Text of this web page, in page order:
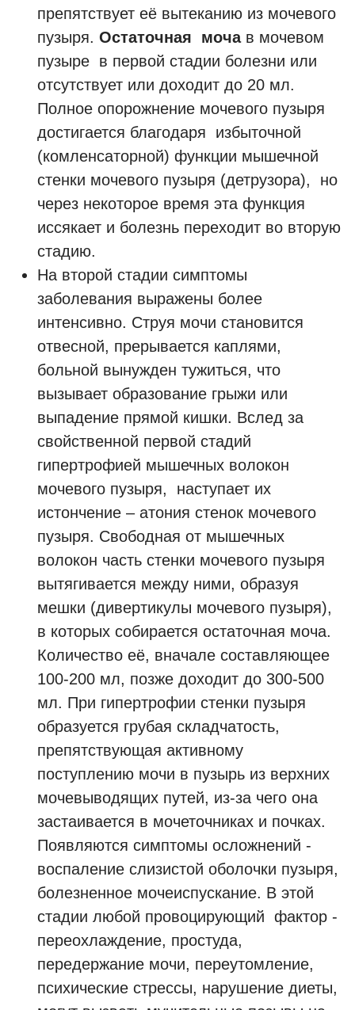
препятствует её вытеканию из мочевого
пузыря. Остаточная мочав мочевом
пузыре в первой стадии болезни или
отсутствует или доходит до 20 мл.
Полное опорожнение мочевого пузыря
достигается благодаря избыточной
(комленсаторной) функции мышечной
стенки мочевого пузыря (детрузора), но
через некоторое время эта функция
иссякает и болезнь переходит во вторую
стадию.
На второй стадии симптомы
заболевания выражены более
интенсивно. Струя мочи становится
отвесной, прерывается каплями,
больной вынужден тужиться, что
вызывает образование грыжи или
выпадение прямой кишки. Вслед за
свойственной первой стадий
гипертрофией мышечных волокон
мочевого пузыря, наступает их
истончение – атония стенок мочевого
пузыря. Свободная от мышечных
волокон часть стенки мочевого пузыря
вытягивается между ними, образуя
мешки (дивертикулы мочевого пузыря),
в которых собирается остаточная моча.
Количество её, вначале составляющее
100-200 мл, позже доходит до 300-500
мл. При гипертрофии стенки пузыря
образуется грубая складчатость,
препятствующая активному
поступлению мочи в пузырь из верхних
мочевыводящих путей, из-за чего она
застаивается в мочеточниках и почках.
Появляются симптомы осложнений -
воспаление слизистой оболочки пузыря,
болезненное мочеиспускание. В этой
стадии любой провоцирующий фактор -
переохлаждение, простуда,
передержание мочи, переутомление,
психические стрессы, нарушение диеты,